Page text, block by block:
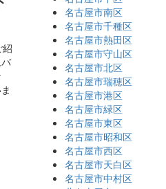
名古屋市南区
名古屋市千種区
名古屋市熱田区
名古屋市守山区
名古屋市北区
名古屋市瑞穂区
名古屋市港区
名古屋市緑区
名古屋市東区
名古屋市昭和区
名古屋市西区
名古屋市天白区
名古屋市中村区